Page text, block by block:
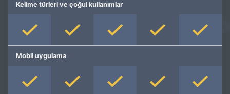
Kelime türleri ve çoğul kullanımlar
Mobil uygulama